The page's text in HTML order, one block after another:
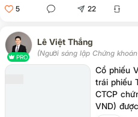
khiến cho nguồn cung dầu mỏ
nhiều quốc gia bị ảnh hưởng
của thế giới trong vòng 2 năm
5 22
PRO
Lê Việt Thắng
(Người sáng lập Chứng
Cổ phiếu
trái phiếu
CTCP
VND)